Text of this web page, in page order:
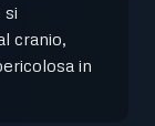
si
cranio,
in